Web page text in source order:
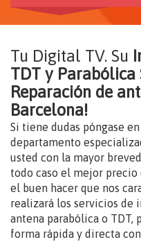
Tu Digital TV. Su
TDT y
Reparación de
Barcelona!
Si tiene dudas póngase
departamento
usted con la mayor
todo caso el mejor precio
el buen hacer que nos
realizará los servicios de
antena parabólica o TDT,
forma rápida y directa